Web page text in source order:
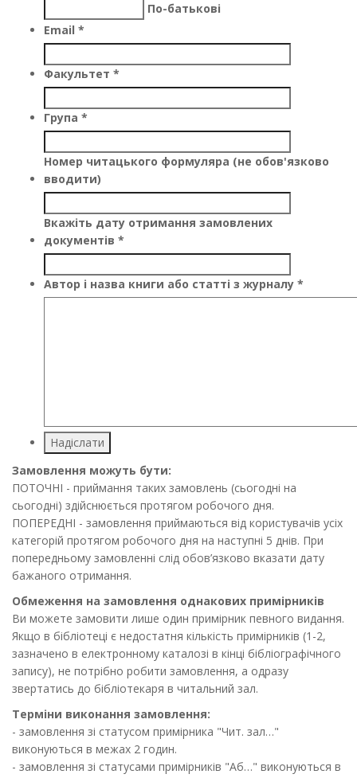
По-батькові
Email *
Факультет *
Група *
Номер читацького формуляра (не обов'язково
вводити)
Вкажіть дату отримання замовлених
документів *
Автор і назва книги або статті з журналу *
Надіслати
Замовлення можуть бути:
ПОТОЧНІ - приймання таких замовлень (сьогодні на
сьогодні) здійснюється протягом робочого дня.
ПОПЕРЕДНІ - замовлення приймаються від користувачів усіх
категорій протягом робочого дня на наступні 5 днів. При
попередньому замовленні слід обов’язково вказати дату
бажаного отримання.
Обмеження на замовлення однакових примірників
Ви можете замовити лише один примірник певного видання.
Якщо в бібліотеці є недостатня кількість примірників (1-2,
зазначено в електронному каталозі в кінці бібліографічного
запису), не потрібно робити замовлення, а одразу
звертатись до бібліотекаря в читальний зал.
Терміни виконання замовлення:
- замовлення зі статусом примірника "Чит. зал…"
виконуються в межах 2 годин.
- замовлення зі статусами примірників "Аб…" виконуються в